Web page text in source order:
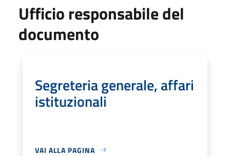
Ufficio responsabile del
documento
Segreteria generale, affari
istituzionali
VAI ALLA PAGINA